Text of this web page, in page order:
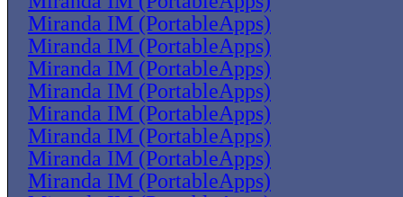
Miranda IM (PortableApps)
Miranda IM (PortableApps)
Miranda IM (PortableApps)
Miranda IM (PortableApps)
Miranda IM (PortableApps)
Miranda IM (PortableApps)
Miranda IM (PortableApps)
Miranda IM (PortableApps)